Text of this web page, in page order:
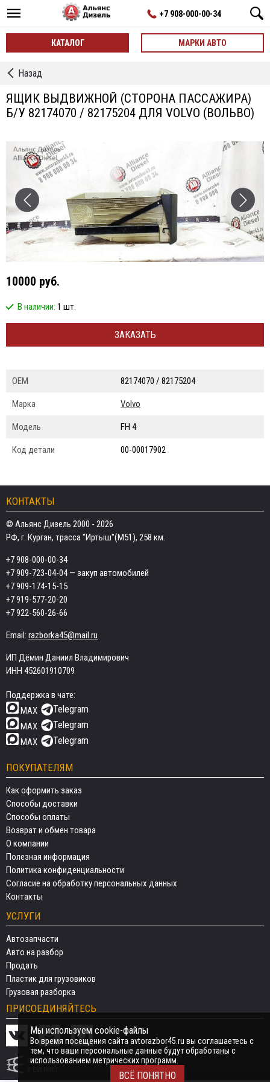
+7 908-000-00-34
КАТАЛОГ МАРКИ АВТО
←
ящики
(Бардачки)
б/
Назад
ЯЩИК ВЫДВИЖНОЙ (СТОРОНА ПАССАЖИРА)
Б/У 82174070 / 82175204 ДЛЯ VOLVO (ВОЛЬВО)
10000 руб.
В наличии: 1 шт.
ЗАКАЗАТЬ
ОЕМ 82174070 / 82175204
Марка Volvo
Модель FH 4
Код детали 00-00017902
КОНТАКТЫ
© Альянс Дизель 2000 - 2026
РФ, г. Курган, трасса "Иртыш"(М51), 258 км.
+7 908-000-00-34
+7 909-723-04-04— закуп автомобилей
+7 909-174-15-15
+7 919-577-20-20
+7 922-560-26-66
Email: razborka45@mail.ru
ИП Дёмин Даниил Владимирович
ИНН 452601910709
Поддержка в чате:
MAX
Telegram
MAX Telegram
MAX Telegram
ПОКУПАТЕЛЯМ
Как оформить заказ
Способы доставки
Способы оплаты
Возврат и обмен товара
О компании
Полезная информация
Политика конфиденциальности
Согласие на обработку персональных данных
Контакты
УСЛУГИ
Автозапчасти
Авто на разбор
Продать
Пластик для грузовиков
Грузовая разборка
ПРИСОЕДИНЯЙТЕСЬ
СДЕЛАНО
Мы используем cookie-файлы
Во время посещения сайта avtorazbor45.ru вы соглашаетесь с
тем, что ваши персональные данные будут обработаны с
использованием метрических программ.
ВСЁ ПОНЯТНО